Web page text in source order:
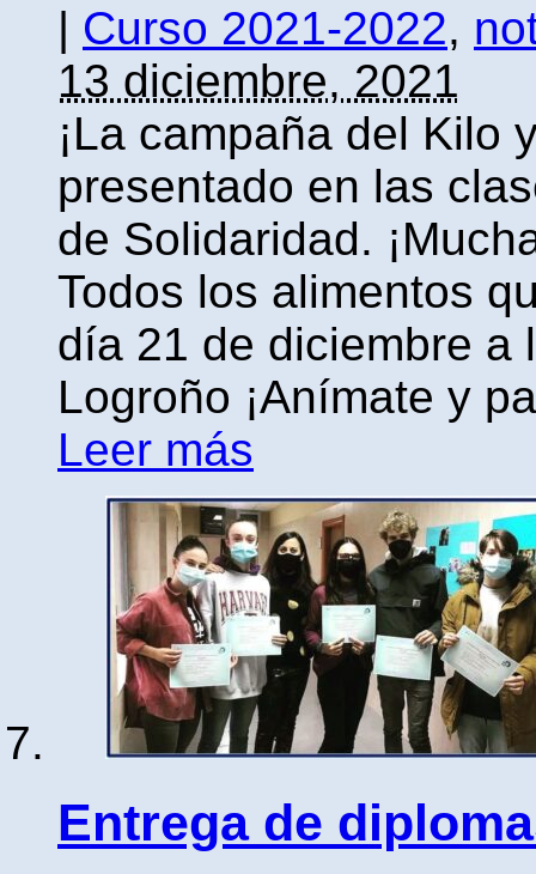
| Curso 2021-2022,
13 diciembre, 2021
¡La campaña del Kilo
presentado en las
de Solidaridad.
Todos los alimentos
día 21 de diciembre a
Logroño ¡Anímate y
Leer más
Entrega de